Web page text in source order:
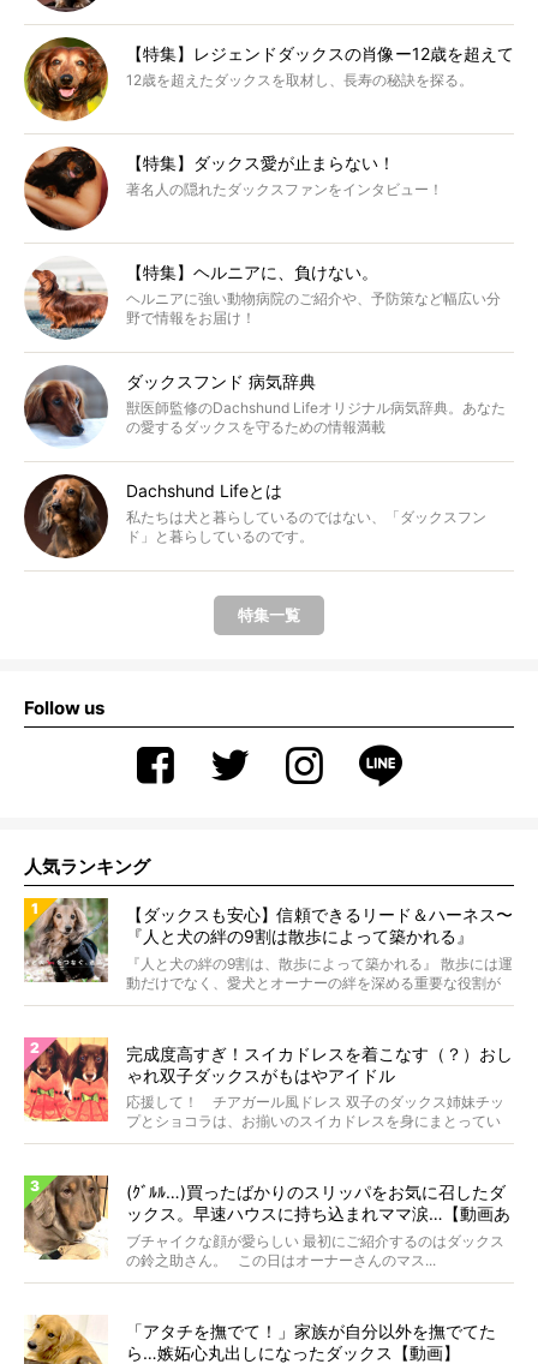
【特集】レジェンドダックスの肖像ー12歳を超えて
12歳を超えたダックスを取材し、長寿の秘訣を探る。
【特集】ダックス愛が止まらない！
著名人の隠れたダックスファンをインタビュー！
【特集】ヘルニアに、負けない。
ヘルニアに強い動物病院のご紹介や、予防策など幅広い分
野で情報をお届け！
ダックスフンド 病気辞典
獣医師監修のDachshund Lifeオリジナル病気辞典。あなた
の愛するダックスを守るための情報満載
Dachshund Lifeとは
私たちは犬と暮らしているのではない、「ダックスフン
ド」と暮らしているのです。
特集一覧
Follow us
人気ランキング
【ダックスも安心】信頼できるリード＆ハーネス〜
『人と犬の絆の9割は散歩によって築かれる』
WOLFGANG MAN＆BEAST〜
『人と犬の絆の9割は、散歩によって築かれる』 散歩には運
動だけでなく、愛犬とオーナーの絆を深める重要な役割が
あ...
完成度高すぎ！スイカドレスを着こなす（？）おし
ゃれ双子ダックスがもはやアイドル
応援して！ チアガール風ドレス 双子のダックス姉妹チッ
プとショコラは、お揃いのスイカドレスを身にまとってい
ます...
(ｸﾞﾙﾙ…)買ったばかりのスリッパをお気に召したダ
ックス。早速ハウスに持ち込まれママ涙…【動画あ
り】
ブチャイクな顔が愛らしい 最初にご紹介するのはダックス
の鈴之助さん。 この日はオーナーさんのマス...
「アタチを撫でて！」家族が自分以外を撫でてた
ら…嫉妬心丸出しになったダックス【動画】